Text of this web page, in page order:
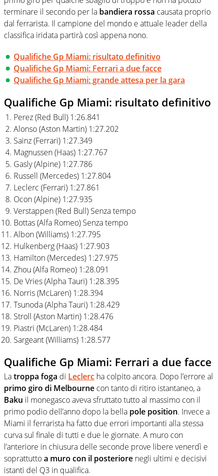
terminare il secondo per la bandiera rossa causata proprio
dal ferrarista. Il campione del mondo e attuale leader della
classifica iridata partirà così appena nono.
Qualifiche Gp Miami: risultato definitivo
Qualifiche Gp Miami: Ferrari a due facce
Qualifiche Gp Miami: grande attesa per la gara
Qualifiche Gp Miami: risultato definitivo
Perez (Red Bull) 1:26.841
Alonso (Aston Martin) 1:27.202
Sainz (Ferrari) 1:27.349
Magnussen (Haas) 1:27.767
Gasly (Alpine) 1:27.786
Russell (Mercedes) 1:27.804
Leclerc (Ferrari) 1:27.861
Ocon (Alpine) 1:27.935
Verstappen (Red Bull) Senza tempo
Bottas (Alfa Romeo) Senza tempo
Albon (Williams) 1:27.795
Hulkenberg (Haas) 1:27.903
Hamilton (Mercedes) 1:27.975
Zhou (Alfa Romeo) 1:28.091
De Vries (Alpha Tauri) 1:28.395
Norris (McLaren) 1:28.394
Tsunoda (Alpha Tauri) 1:28.429
Stroll (Aston Martin) 1:28.476
Piastri (McLaren) 1:28.484
Sargeant (Williams) 1:28.577
Qualifiche Gp Miami: Ferrari a due facce
Latroppa foga di Leclerc ha colpito ancora. Dopo l’errore al
primo giro di Melbourne con tanto di ritiro istantaneo, a
Baku il monegasco aveva sfruttato tutto al massimo con il
primo podio dell’anno dopo la bella pole position. Invece a
Miami il ferrarista ha fatto due errori importanti alla stessa
curva sul finale di tutti e due le giornate. A muro con
l’anteriore in chiusura delle seconde prove libere venerdì e
soprattuttoa muro con il posteriore negli ultimi e decisivi
istanti del Q3 in qualifica.